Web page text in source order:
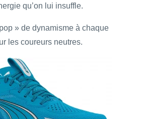
qu’on lui insuffle.
» de dynamisme à chaque
les coureurs neutres.